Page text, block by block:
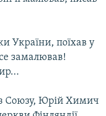
України, поїхав у
замалював!
Союзу, Юрій Химич